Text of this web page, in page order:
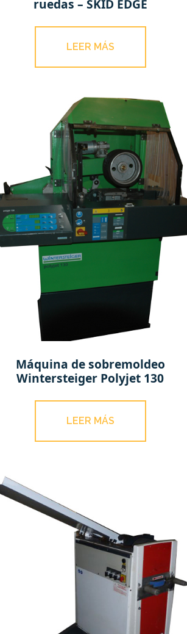
ruedas – SKID EDGE
LEER MÁS
Máquina de sobremoldeo
Wintersteiger Polyjet 130
LEER MÁS